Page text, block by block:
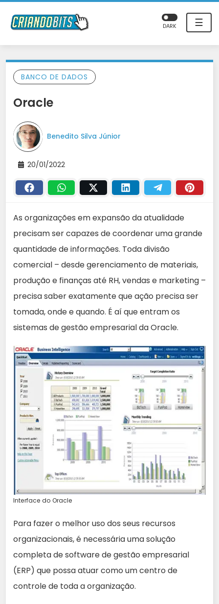
☰
DARK
BANCO DE DADOS
Oracle
Benedito Silva Júnior
20/01/2022
As organizações em expansão da atualidade
precisam ser capazes de coordenar uma grande
quantidade de informações. Toda divisão
comercial – desde gerenciamento de materiais,
produção e finanças até RH, vendas e marketing –
precisa saber exatamente que ação precisa ser
tomada, onde e quando. É aí que entram os
sistemas de gestão empresarial da Oracle.
Interface do Oracle
Para fazer o melhor uso dos seus recursos
organizacionais, é necessária uma solução
completa de software de gestão empresarial
(ERP) que possa atuar como um centro de
controle de toda a organização.